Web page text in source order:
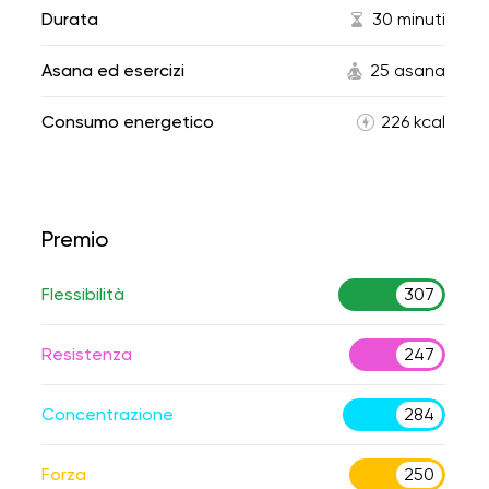
Durata 30 minuti
Asana ed esercizi 25 asana
Consumo energetico 226 kcal
Premio
Flessibilità 307
Resistenza 247
Concentrazione 284
Forza 250